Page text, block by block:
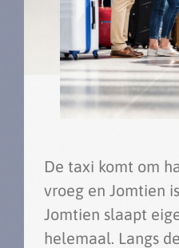
De taxi komt om
vroeg en Jomtien
Jomtien slaapt
helemaal. Langs